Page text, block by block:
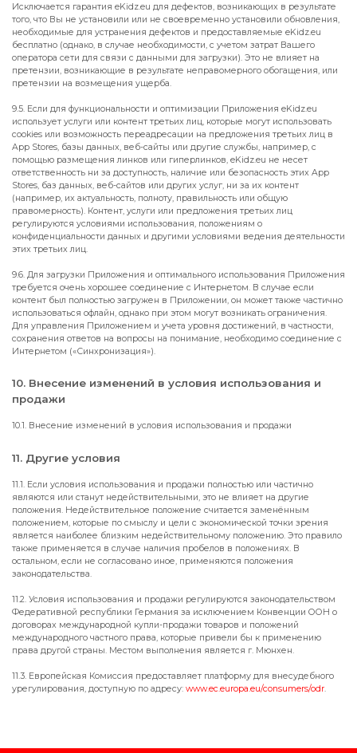
Исключается гарантия eKidz.eu для дефектов, возникающих в результате
того, что Вы не установили или не своевременно установили обновления,
необходимые для устранения дефектов и предоставляемые eKidz.eu
бесплатно (однако, в случае необходимости, с учетом затрат Вашего
оператора сети для связи с данными для загрузки). Это не влияет на
претензии, возникающие в результате неправомерного обогащения, или
претензии на возмещения ущерба.
9.5. Если для функциональности и оптимизации Приложения eKidz.eu
использует услуги или контент третьих лиц, которые могут использовать
cookies или возможность переадресации на предложения третьих лиц в
App Stores, базы данных, веб-сайты или другие службы, например, с
помощью размещения линков или гиперлинков, eKidz.eu не несет
ответственность ни за доступность, наличие или безопасность этих App
Stores, баз данных, веб-сайтов или других услуг, ни за их контент
(например, их актуальность, полноту, правильность или общую
правомерность). Контент, услуги или предложения третьих лиц
регулируются условиями использования, положениям о
конфиденциальности данных и другими условиями ведения деятельности
этих третьих лиц.
9.6. Для загрузки Приложения и оптимального использования Приложения
требуется очень хорошее соединение с Интернетом. В случае если
контент был полностью загружен в Приложении, он может также частично
использоваться офлайн, однако при этом могут возникать ограничения.
Для управления Приложением и учета уровня достижений, в частности,
сохранения ответов на вопросы на понимание, необходимо соединение с
Интернетом («Синхронизация»).
10. Внесение изменений в условия использования и
продажи
10.1. Внесение изменений в условия использования и продажи
11. Другие условия
11.1. Если условия использования и продажи полностью или частично
являются или станут недействительными, это не влияет на другие
положения. Недействительное положение считается заменённым
положением, которые по смыслу и цели с экономической точки зрения
является наиболее близким недействительному положению. Это правило
также применяется в случае наличия пробелов в положениях. В
остальном, если не согласовано иное, применяются положения
законодательства.
11.2. Условия использования и продажи регулируются законодательством
Федеративной республики Германия за исключением Конвенции ООН о
договорах международной купли-продажи товаров и положений
международного частного права, которые привели бы к применению
права другой страны. Местом выполнения является г. Мюнхен.
11.3. Европейская Комиссия предоставляет платформу для внесудебного
урегулирования, доступную по адресу: www.ec.europa.eu/consumers/odr.